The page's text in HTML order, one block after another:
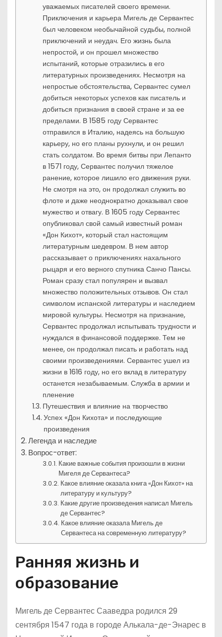
уважаемых писателей своего времени.
Приключения и карьера Мигель де Сервантес
был человеком необычайной судьбы, полной
приключений и неудач. Его жизнь была
непростой, и он прошел множество
испытаний, которые отразились в его
литературных произведениях. Несмотря на
непростые обстоятельства, Сервантес сумел
добиться некоторых успехов как писатель и
добиться признания в своей стране и за ее
пределами. В 1585 году Сервантес
отправился в Италию, надеясь на большую
карьеру, но его планы рухнули, и он решил
стать солдатом. Во время битвы при Лепанто
в 1571 году, Сервантес получил тяжелое
ранение, которое лишило его движения руки.
Не смотря на это, он продолжал служить во
флоте и даже неоднократно доказывал свое
мужество и отвагу. В 1605 году Сервантес
опубликовал свой самый известный роман
«Дон Кихот», который стал настоящим
литературным шедевром. В нем автор
рассказывает о приключениях нахального
рыцаря и его верного спутника Санчо Пансы.
Роман сразу стал популярен и вызвал
множество положительных отзывов. Он стал
символом испанской литературы и наследием
мировой культуры. Несмотря на признание,
Сервантес продолжал испытывать трудности и
нуждался в финансовой поддержке. Тем не
менее, он продолжал писать и работать над
своими произведениями. Сервантес ушел из
жизни в 1616 году, но его вклад в литературу
останется незабываемым. Служба в армии и
пленение
Путешествия и влияние на творчество
Успех «Дон Кихота» и последующие
произведения
Легенда и наследие
Вопрос-ответ:
Какие важные события произошли в жизни
Мигеля де Сервантеса?
Какое влияние оказала книга «Дон Кихот» на
литературу и культуру?
Какие другие произведения написал Мигель
де Сервантес?
Какое влияние оказала Мигель де
Сервантеса на современную литературу?
Ранняя жизнь и
образование
Мигель де Сервантес Сааведра родился 29
сентября 1547 года в городе Алькала-де-Энарес в